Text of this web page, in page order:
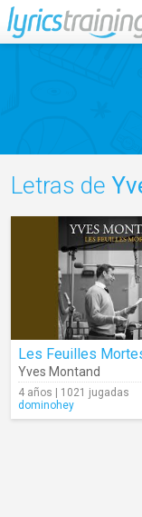
Letras de
Les Feuilles
Yves Montand
4 años | 1021 jugadas
dominohey